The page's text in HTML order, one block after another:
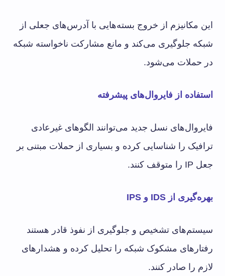
این مکانیزم از خروج بسته‌هایی با آدرس‌های جعلی از
شبکه جلوگیری می‌کند و مانع مشارکت ناخواسته شبکه
در حملات می‌شود.
استفاده از فایروال‌های پیشرفته
فایروال‌های نسل جدید می‌توانند الگوهای غیرعادی
ترافیک را شناسایی کرده و بسیاری از حملات مبتنی بر
جعل IP را متوقف کنند.
بهره‌گیری از IDS و IPS
سیستم‌های تشخیص و جلوگیری از نفوذ قادر هستند
رفتارهای مشکوک شبکه را تحلیل کرده و هشدارهای
لازم را صادر کنند.